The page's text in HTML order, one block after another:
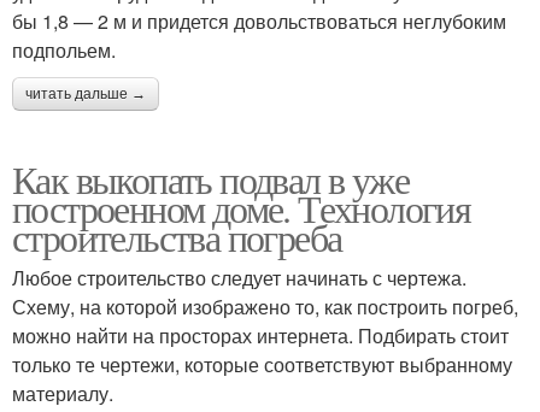
бы 1,8 — 2 м и придется довольствоваться неглубоким
подпольем.
читать дальше →
Как выкопать подвал в уже
построенном доме. Технология
строительства погреба
Любое строительство следует начинать с чертежа.
Схему, на которой изображено то, как построить погреб,
можно найти на просторах интернета. Подбирать стоит
только те чертежи, которые соответствуют выбранному
материалу.